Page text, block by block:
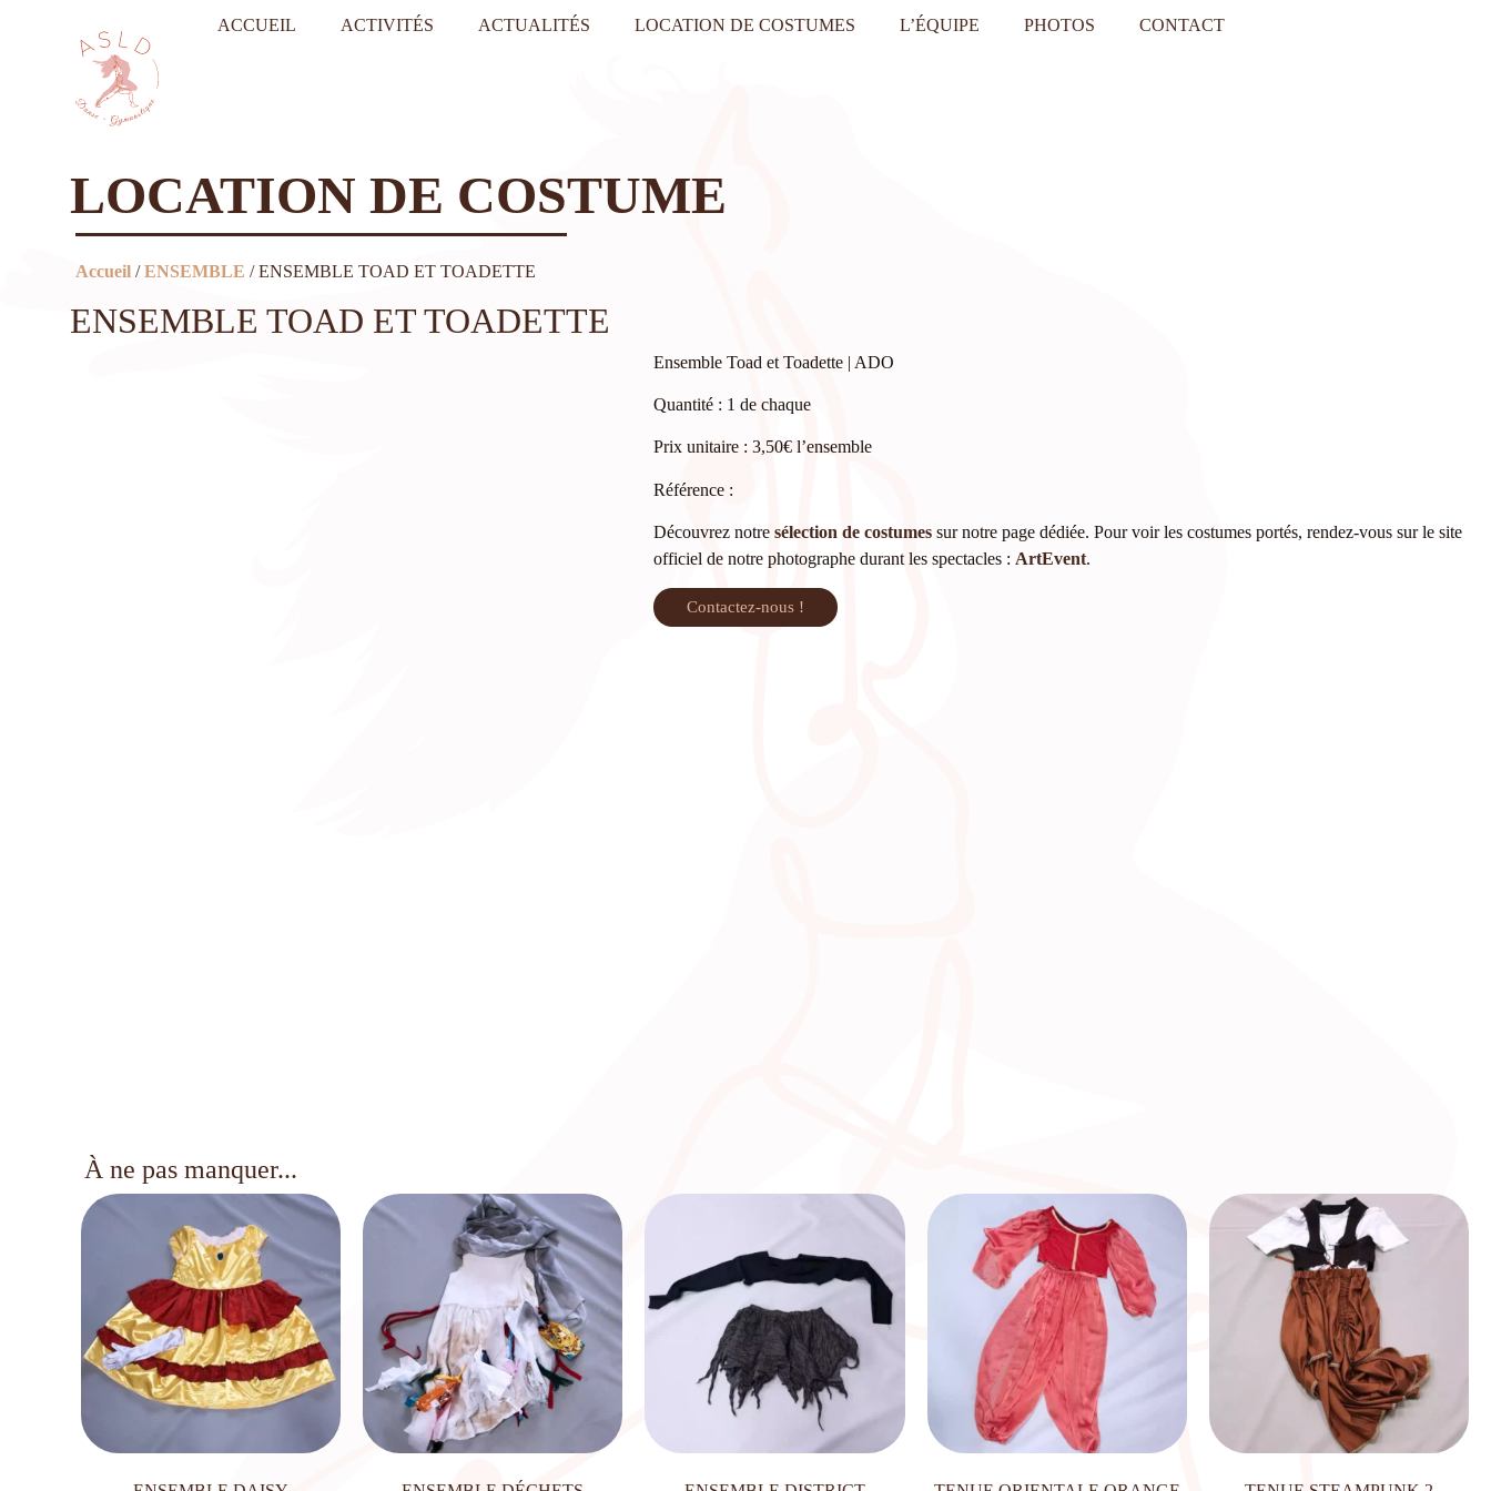
ACCUEIL ACTIVITÉS ACTUALITÉS LOCATION DE COSTUMES L’ÉQUIPE PHOTOS CONTACT
LOCATION DE COSTUME
Accueil /ENSEMBLE / ENSEMBLE TOAD ET TOADETTE
ENSEMBLE TOAD ET TOADETTE
Ensemble Toad et Toadette | ADO
Quantité : 1 de chaque
Prix unitaire : 3,50€ l’ensemble
Référence :
Découvrez notre sélection de costumessur notre page dédiée. Pour voir les costumes portés, rendez-vous sur le site
officiel de notre photographe durant les spectacles : ArtEvent.
Contactez-nous !
À ne pas manquer...